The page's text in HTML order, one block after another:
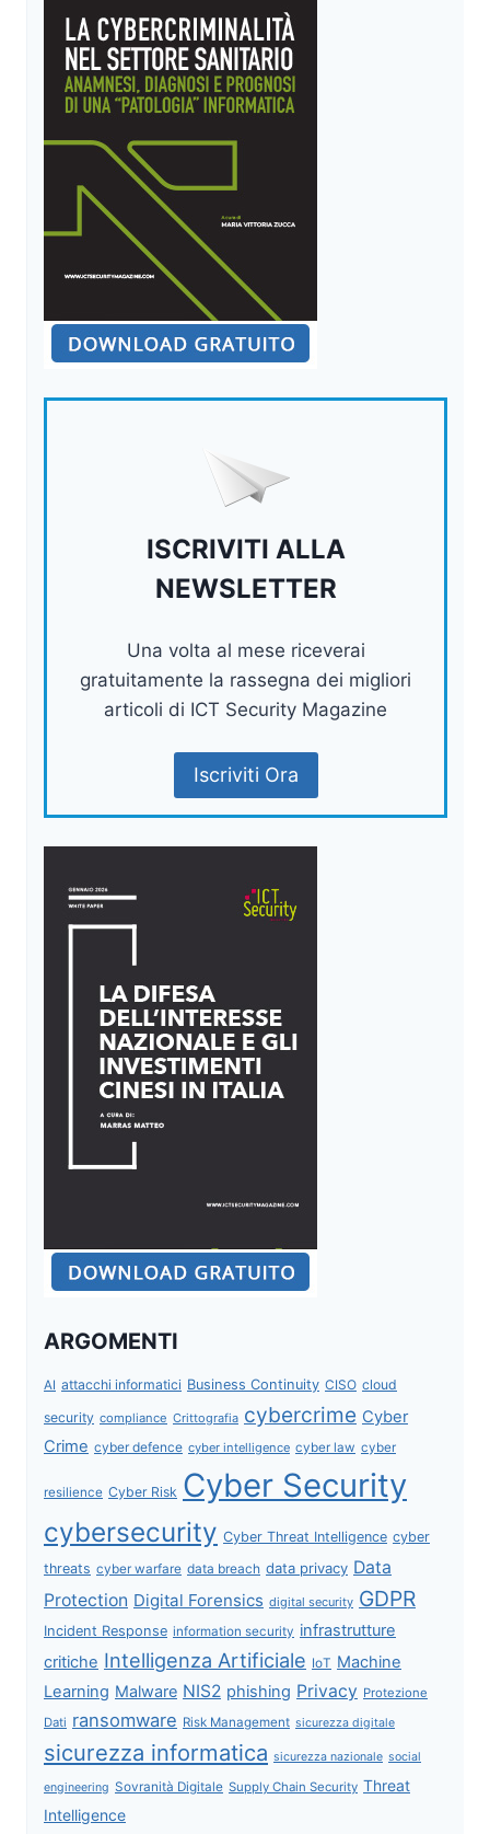
ISCRIVITI ALLA
NEWSLETTER
Una volta al mese riceverai
gratuitamente la rassegna dei migliori
articoli di ICT Security Magazine
Iscriviti Ora
ARGOMENTI
AI attacchi informatici Business Continuity CISO cloud
security compliance Crittografia cybercrime Cyber
Crime cyber defence cyber intelligence cyber law cyber
resilience Cyber Risk Cyber Security
cybersecurity Cyber Threat Intelligence cyber
threats cyber warfare data breach data privacy Data
Protection Digital Forensics digital security GDPR
Incident Response information security infrastrutture
critiche Intelligenza Artificiale IoT Machine
Learning Malware NIS2 phishing Privacy Protezione
Dati ransomware Risk Management sicurezza digitale
sicurezza informatica sicurezza nazionale social
engineering Sovranità Digitale Supply Chain Security Threat
Intelligence